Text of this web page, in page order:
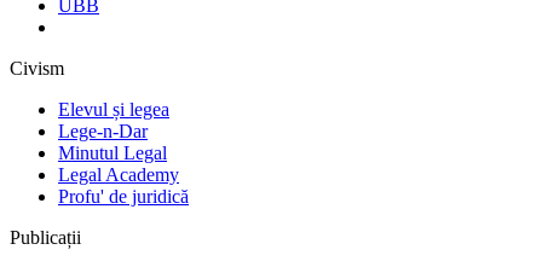
UBB
Civism
Elevul și legea
Lege-n-Dar
Minutul Legal
Legal Academy
Profu' de juridică
Publicații